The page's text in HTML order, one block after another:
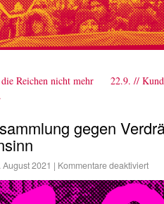
Reichen nicht mehr
22.9. //
gegen
August 2021 | Kommentare deaktiviert